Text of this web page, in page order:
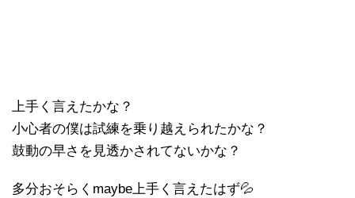
上手く言えたかな？
小心者の僕は試練を乗り越えられたかな？
鼓動の早さを見透かされてないかな？
多分おそらくmaybe上手く言えたはず💦